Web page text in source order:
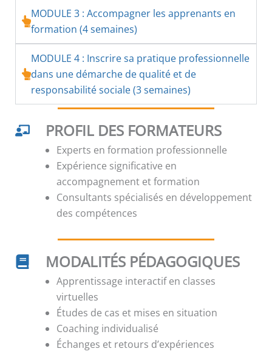
MODULE 3 : Accompagner les apprenants en
formation (4 semaines)
MODULE 4 : Inscrire sa pratique professionnelle
dans une démarche de qualité et de
responsabilité sociale (3 semaines)
PROFIL DES FORMATEURS
Experts en formation professionnelle
Expérience significative en
accompagnement et formation
Consultants spécialisés en développement
des compétences
MODALITÉS PÉDAGOGIQUES
Apprentissage interactif en classes
virtuelles
Études de cas et mises en situation
Coaching individualisé
Échanges et retours d’expériences